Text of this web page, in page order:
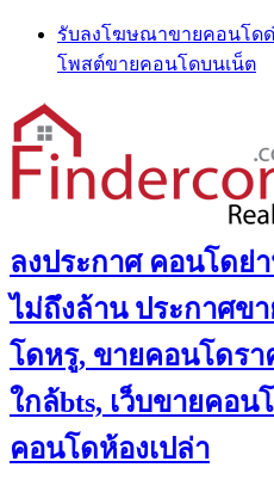
Skip
content
รับลงโฆษณาขายคอนโดด่
โพสต์ขายคอนโดบนเน็ต
ลงประกาศ คอนโดย่
ไม่ถึงล้าน ประกาศข
โดหรู, ขายคอนโดร
ใกล้bts, เว็บขายคอ
คอนโดห้องเปล่า